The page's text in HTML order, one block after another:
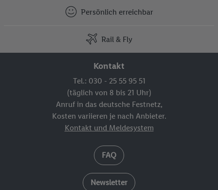
Persönlich erreichbar
Rail & Fly
Kontakt
Tel.: 030 - 25 55 95 51
(täglich von 8 bis 21 Uhr)
Anruf in das deutsche Festnetz,
Kosten variieren je nach Anbieter.
Kontakt und Meldesystem
FAQ
Newsletter